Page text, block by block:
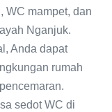
WC mampet, dan
Nganjuk.
Anda dapat
rumah
sedot WC di